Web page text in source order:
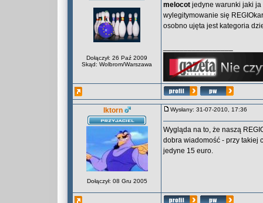
Dołączył: 26 Paź 2009
Skąd: Wolbrom/Warszawa
melocot jedyne warunki jaki ja
wylegitymowanie się
osobno ujęta jest kategoria
Iktorn
Dołączył: 08 Gru 2005
Wysłany: 31-07-2010, 17:36
Wygląda na to, że naszą
dobra wiadomość - przy takiej
jedyne 15 euro.